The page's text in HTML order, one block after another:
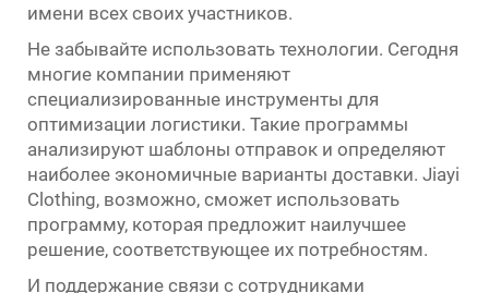
имени всех своих участников.
Не забывайте использовать технологии. Сегодня
многие компании применяют
специализированные инструменты для
оптимизации логистики. Такие программы
анализируют шаблоны отправок и определяют
наиболее экономичные варианты доставки. Jiayi
Clothing, возможно, сможет использовать
программу, которая предложит наилучшее
решение, соответствующее их потребностям.
И поддержание связи с сотрудниками